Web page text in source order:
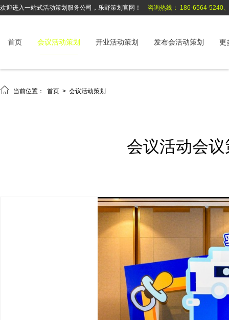
欢迎进入一站式活动策划服务公司，乐野策划官网！ 咨询热线： 186-6564-5240
首页 会议活动策划 开业活动策划 发布会活动策划 更
 当前位置： 首页 > 会议活动策划
会议活动会